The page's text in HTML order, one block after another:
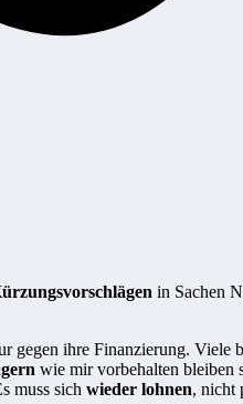
in Sachen
gegen ihre Finanzierung. Viele
wie mir vorbehalten bleiben
muss sich wieder lohnen, nicht